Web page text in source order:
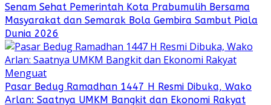
Senam Sehat Pemerintah Kota Prabumulih Bersama
Masyarakat dan Semarak Bola Gembira Sambut Piala
Dunia 2026
Pasar Bedug Ramadhan 1447 H Resmi Dibuka, Wako
Arlan: Saatnya UMKM Bangkit dan Ekonomi Rakyat